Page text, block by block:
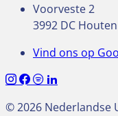
Voorveste 2
3992 DC Houten
Vind ons op
© 2026 Nederlandse